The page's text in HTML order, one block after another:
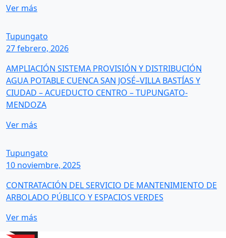
Ver más
Tupungato
27 febrero, 2026
AMPLIACIÓN SISTEMA PROVISIÓN Y DISTRIBUCIÓN
AGUA POTABLE CUENCA SAN JOSÉ–VILLA BASTÍAS Y
CIUDAD – ACUEDUCTO CENTRO – TUPUNGATO-
MENDOZA
Ver más
Tupungato
10 noviembre, 2025
CONTRATACIÓN DEL SERVICIO DE MANTENIMIENTO DE
ARBOLADO PÚBLICO Y ESPACIOS VERDES
Ver más